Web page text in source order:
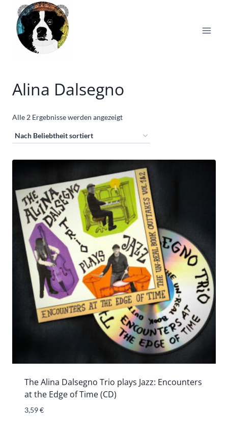
Inhalt
springen
Alina Dalsegno
Alle 2 Ergebnisse werden angezeigtNach
The Alina Dalsegno Trio plays Jazz: Encounters
at the Edge of Time (CD)
3,59€